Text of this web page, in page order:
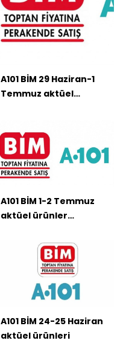
A101 BİM 29 Haziran-1
Temmuz aktüel
A101 BİM 1-2 Temmuz
aktüel ürünler
A101 BİM 24-25 Haziran
aktüel ürünleri